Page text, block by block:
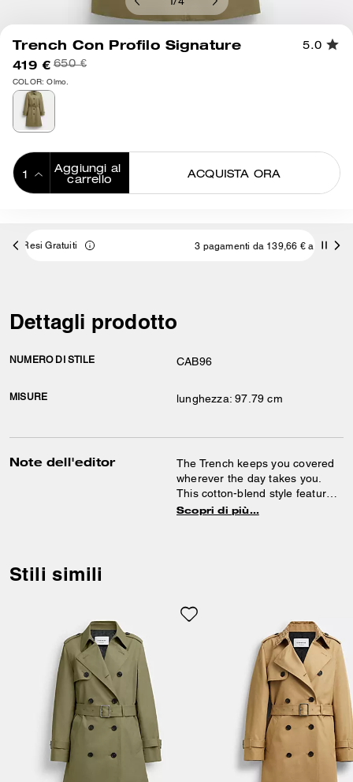
/4
Trench Con Profilo Signature 5.0
419 € 650 €
COLOR: Olmo.
Aggiungi al
carrello
ACQUISTA ORA
3 pagamenti da 139,66 € a interessi 0% con
Dettagli prodotto
NUMERO DI STILE CAB96
MISURE lunghezza: 97.79 cm
Note dell'editor
The Trench keeps you covered
wherever the day takes you.
This cotton-blend style features
slip pockets for convenient
Scopri di più…
Stili simili